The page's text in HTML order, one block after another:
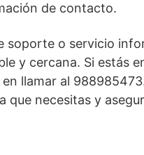
de contacto.
soporte o servicio
y cercana. Si estás
llamar al
necesitas y